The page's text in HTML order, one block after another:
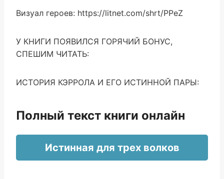
Визуал героев: https://litnet.com/shrt/PPeZ
У КНИГИ ПОЯВИЛСЯ ГОРЯЧИЙ БОНУС,
СПЕШИМ ЧИТАТЬ:
ИСТОРИЯ КЭРРОЛА И ЕГО ИСТИННОЙ ПАРЫ:
Полный текст книги онлайн
Истинная для трех волков